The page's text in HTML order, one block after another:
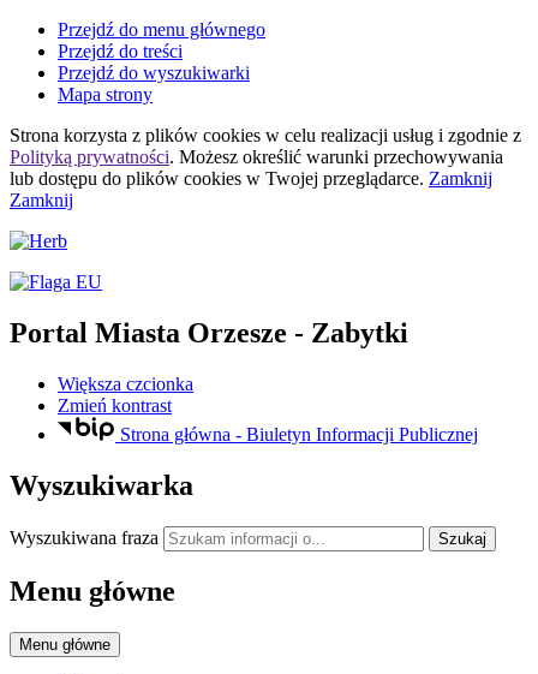
Przejdź do menu głównego
Przejdź do treści
Przejdź do wyszukiwarki
Mapa strony
Strona korzysta z plików cookies w celu realizacji usług i zgodnie z
Polityką prywatności. Możesz określić warunki przechowywania
lub dostępu do plików cookies w Twojej przeglądarce. Zamknij
Zamknij
Portal Miasta Orzesze - Zabytki
Większa czcionka
Zmień kontrast
Strona główna - Biuletyn Informacji Publicznej
Wyszukiwarka
Wyszukiwana fraza Szukaj
Menu główne
Menu główne